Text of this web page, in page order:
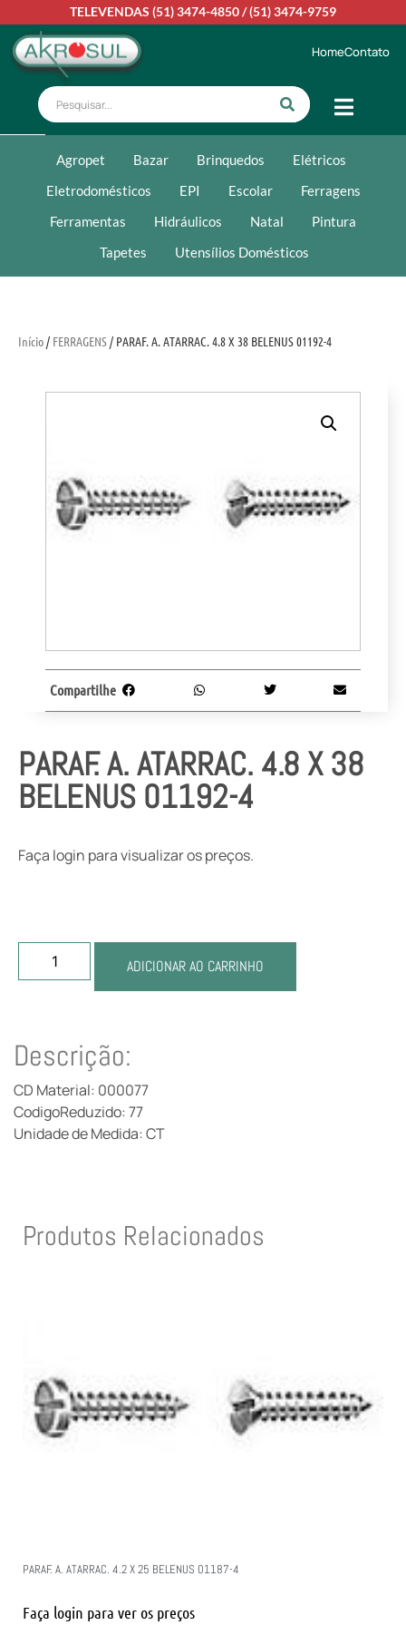
TELEVENDAS (51) 3474-4850/(51) 3474-9759
HomeContato
Agropet Bazar Brinquedos
Elétricos
Eletrodomésticos
EPI Escolar
Ferragens
Ferramentas
Hidráulicos Natal
Pintura
Tapetes
Utensílios Domésticos
Início/ FERRAGENS/ PARAF. A. ATARRAC. 4.8 X 38 BELENUS 01192-4
PARAF. A. ATARRAC. 4.8 X 38
BELENUS 01192-4
Faça login para visualizar os preços.
ADICIONAR AO CARRINHO
Compartilhe
Descrição:
CD Material: 000077
CodigoReduzido: 77
Unidade de Medida: CT
Produtos Relacionados
PARAF. A. ATARRAC. 4.2 X 25 BELENUS 01187-4
Faça login para ver os preços